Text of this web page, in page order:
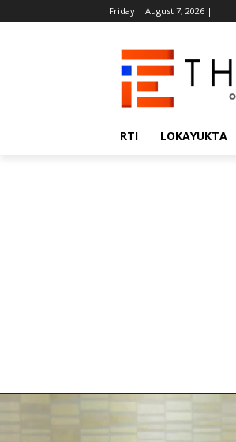
Friday | August 7, 2026 |
RTI LOKAYUKTA